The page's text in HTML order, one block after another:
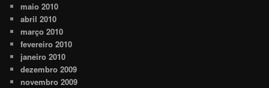
maio 2010
abril 2010
março 2010
fevereiro 2010
janeiro 2010
dezembro 2009
novembro 2009